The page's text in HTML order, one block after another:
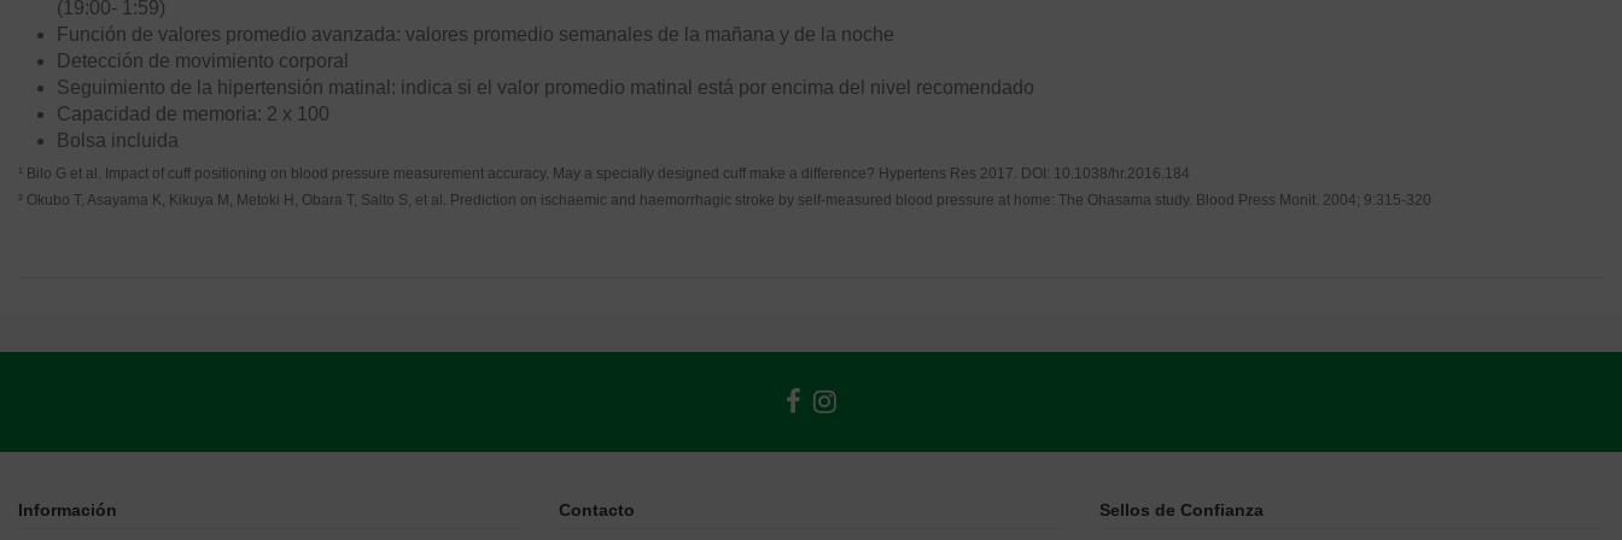
(19:00- 1:59)
Función de valores promedio avanzada: valores promedio semanales de la mañana y de la noche
Detección de movimiento corporal
Seguimiento de la hipertensión matinal: indica si el valor promedio matinal está por encima del nivel recomendado
Capacidad de memoria: 2 x 100
Bolsa incluida
¹ Bilo G et al. Impact of cuff positioning on blood pressure measurement accuracy. May a specially designed cuff make a difference? Hypertens Res 2017. DOI: 10.1038/hr.2016.184
² Okubo T, Asayama K, Kikuya M, Metoki H, Obara T, Salto S, et al. Prediction on ischaemic and haemorrhagic stroke by self-measured blood pressure at home: The Ohasama study. Blood Press Monit. 2004; 9:315-320
Información Contacto Sellos de Confianza